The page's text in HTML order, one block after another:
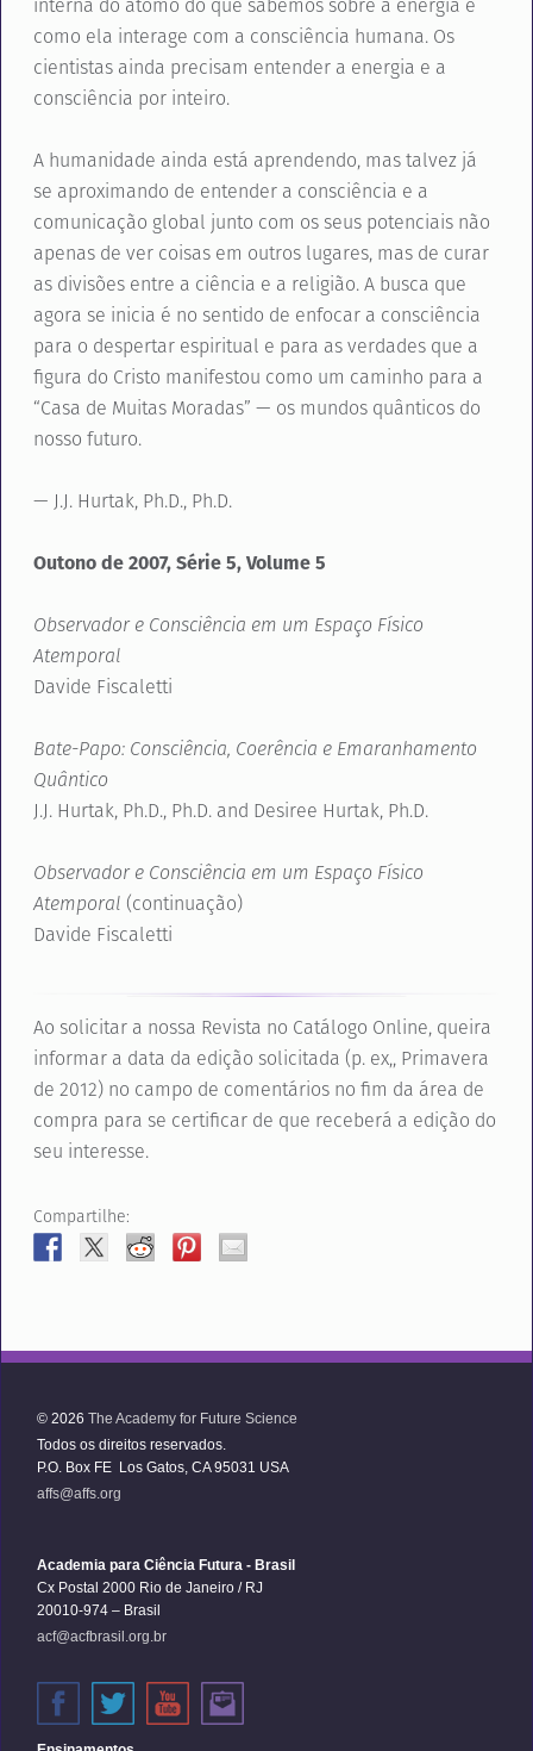
como ela interage com a consciência humana. Os
cientistas ainda precisam entender a energia e a
consciência por inteiro.
A humanidade ainda está aprendendo, mas talvez já
se aproximando de entender a consciência e a
comunicação global junto com os seus potenciais não
apenas de ver coisas em outros lugares, mas de curar
as divisões entre a ciência e a religião. A busca que
agora se inicia é no sentido de enfocar a consciência
para o despertar espiritual e para as verdades que a
figura do Cristo manifestou como um caminho para a
“Casa de Muitas Moradas” — os mundos quânticos do
nosso futuro.
— J.J. Hurtak, Ph.D., Ph.D.
Outono de 2007, Série 5, Volume 5
Observador e Consciência em um Espaço Físico
Atemporal
Davide Fiscaletti
Bate-Papo: Consciência, Coerência e Emaranhamento
Quântico
J.J. Hurtak, Ph.D., Ph.D. and Desiree Hurtak, Ph.D.
Observador e Consciência em um Espaço Físico
Atemporal (continuação)
Davide Fiscaletti
Ao solicitar a nossa Revista no Catálogo Online, queira
informar a data da edição solicitada (p. ex,, Primavera
de 2012) no campo de comentários no fim da área de
compra para se certificar de que receberá a edição do
seu interesse.
Compartilhe:
© 2026 The Academy for Future Science
Todos os direitos reservados.
P.O. Box FE Los Gatos, CA 95031 USA
affs@affs.org
Academia para Ciência Futura - Brasil
Cx Postal 2000 Rio de Janeiro / RJ
20010-974 – Brasil
acf@acfbrasil.org.br